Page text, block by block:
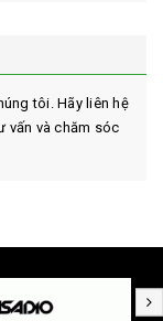
tôi. Hãy liên hệ
vấn và chăm sóc